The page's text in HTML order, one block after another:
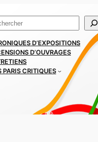
D’EXPOSITIONS
D’OUVRAGES
PARIS CRITIQUES